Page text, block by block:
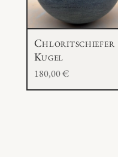
Chloritschiefer
Kugel
180,00€